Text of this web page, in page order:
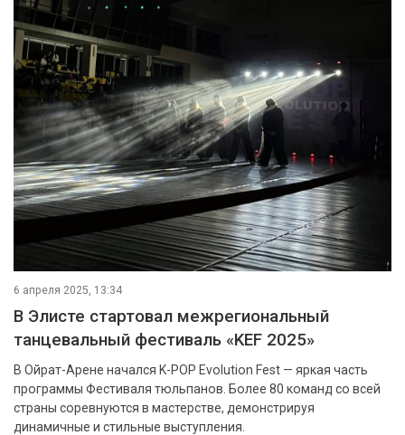
6 апреля 2025, 13:34
В Элисте стартовал межрегиональный
танцевальный фестиваль «KEF 2025»
В Ойрат-Арене начался K-POP Evolution Fest — яркая часть
программы Фестиваля тюльпанов. Более 80 команд со всей
страны соревнуются в мастерстве, демонстрируя
динамичные и стильные выступления.